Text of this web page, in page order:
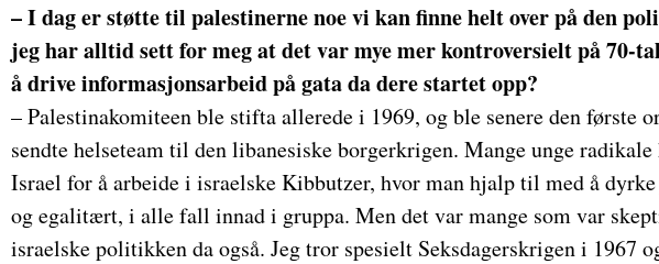
– I dag er støtte til palestinerne noe vi kan finne helt over på den
jeg har alltid sett for meg at det var mye mer kontroversielt på 70-
å drive informasjonsarbeid på gata da dere startet opp?
– Palestinakomiteen ble stifta allerede i 1969, og ble senere den første
sendte helseteam til den libanesiske borgerkrigen. Mange unge
Israel for å arbeide i israelske Kibbutzer, hvor man hjalp til med å
og egalitært, i alle fall innad i gruppa. Men det var mange som var
israelske politikken da også. Jeg tror spesielt Seksdagerskrigen i 1967